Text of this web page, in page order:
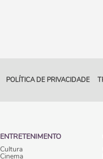
POLÍTICA DE PRIVACIDADE
ENTRETENIMENTO
Cultura
Cinema